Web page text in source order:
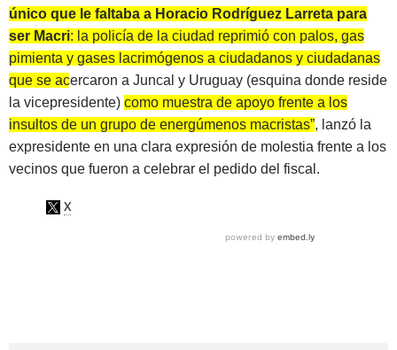
único que le faltaba a Horacio Rodríguez Larreta para
ser Macri: la policía de la ciudad reprimió con palos, gas
pimienta y gases lacrimógenos a ciudadanos y ciudadanas
que se acercaron a Juncal y Uruguay (esquina donde reside
la vicepresidente) como muestra de apoyo frente a los
insultos de un grupo de energúmenos macristas”, lanzó la
expresidente en una clara expresión de molestia frente a los
vecinos que fueron a celebrar el pedido del fiscal.